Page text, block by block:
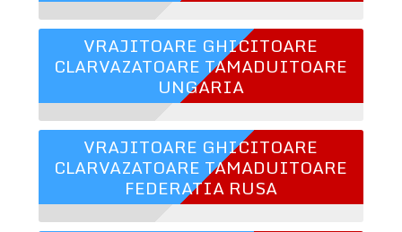
VRAJITOARE GHICITOARE
CLARVAZATOARE TAMADUITOARE
UNGARIA
VRAJITOARE GHICITOARE
CLARVAZATOARE TAMADUITOARE
FEDERATIA RUSA